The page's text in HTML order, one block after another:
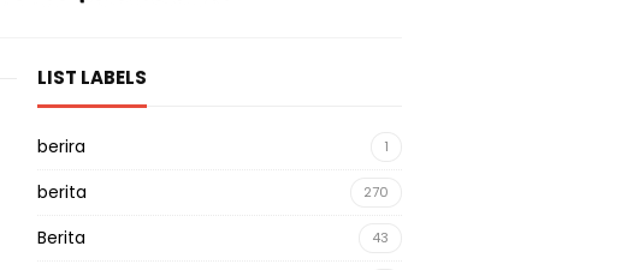
LIST LABELS
berira 1
berita 270
Berita 43